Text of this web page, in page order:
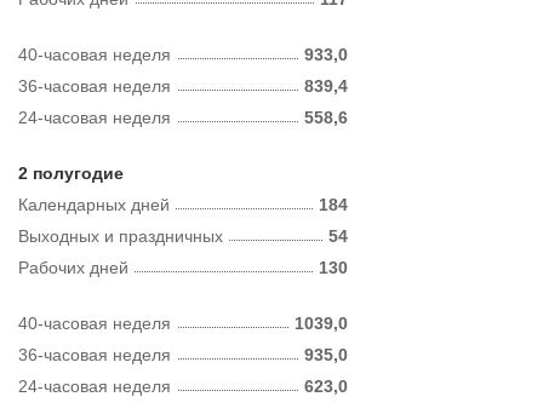
40-часовая неделя
933,0
36-часовая неделя
839,4
24-часовая неделя
558,6
2 полугодие
Календарных дней
184
Рабочих дней 130
Выходных и праздничных 54
40-часовая неделя
1039,0
36-часовая неделя
935,0
24-часовая неделя
623,0